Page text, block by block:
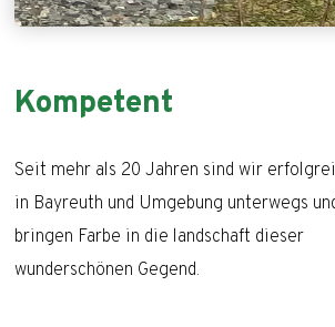
Kompetent
Seit mehr als 20 Jahren sind wir
in Bayreuth und Umgebung unterwegs
bringen Farbe in die landschaft dieser
wunderschönen Gegend.